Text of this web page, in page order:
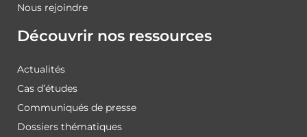
Nous rejoindre
Découvrir nos ressources
Actualités
Cas d’études
Communiqués de presse
Dossiers thématiques